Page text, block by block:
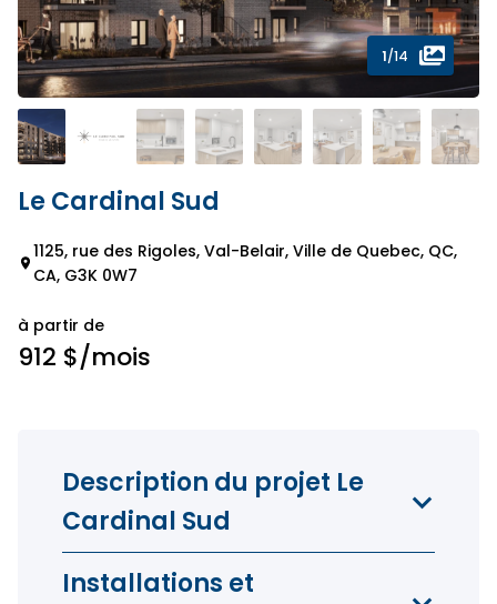
1/14
Le Cardinal Sud
1125, rue des Rigoles, Val-Belair, Ville de Quebec, QC,
CA, G3K 0W7
à partir de
912 $/mois
Description du projet Le
Cardinal Sud
Installations et